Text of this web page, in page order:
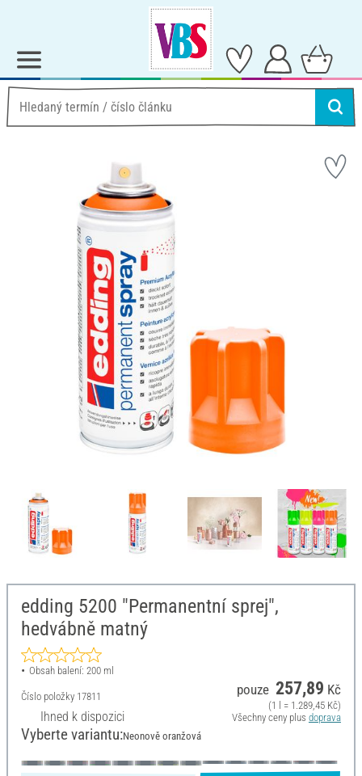
edding 5200 "Permanentní sprej",
hedvábně matný
Obsah balení: 200 ml
Číslo položky 17811
Ihned k dispozici
pouze 257,89 Kč
(1 l = 1.289,45 Kč)
Všechny ceny plus doprava
Vyberte variantu:Neonově oranžová